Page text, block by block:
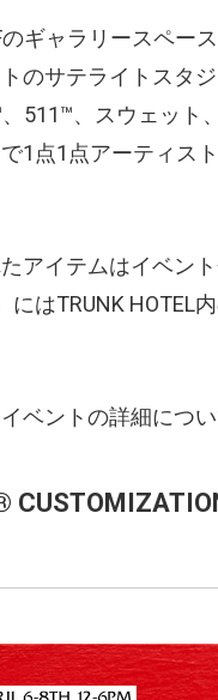
ギャラリースペー
のサテライトスタ
511™、スウェット
1点1点アーティス
アイテムはイベン
にはTRUNK HOTEL
ベントの詳細につ